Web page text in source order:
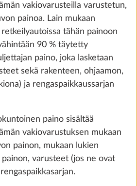
vakiovarusteilla varustetun,
painoa. Lain mukaan
tähän painoon
90 % täytetty
paino, joka lasketaan
sekä rakenteen, ohjaamon,
ja rengaspaikkaussarjan
paino sisältää
vakiovarustuksen mukaan
painon, mukaan lukien
varusteet (jos ne ovat